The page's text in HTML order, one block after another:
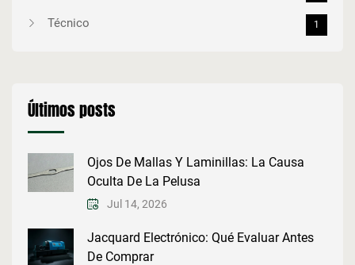
Técnico 1
Últimos posts
Ojos De Mallas Y Laminillas: La Causa
Oculta De La Pelusa
Jul 14, 2026
Jacquard Electrónico: Qué Evaluar Antes
De Comprar